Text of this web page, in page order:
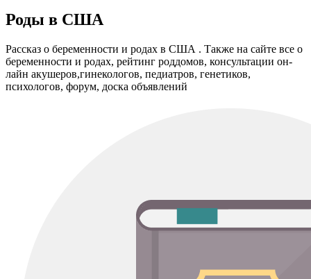
Роды в США
Рассказ о беременности и родах в США . Также на сайте все о
беременности и родах, рейтинг роддомов, консультации он-
лайн акушеров,гинекологов, педиатров, генетиков,
психологов, форум, доска объявлений